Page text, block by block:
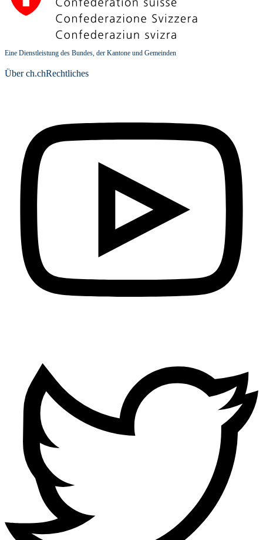
Eine Dienstleistung des Bundes, der Kantone und Gemeinden
Über ch.chRechtliches